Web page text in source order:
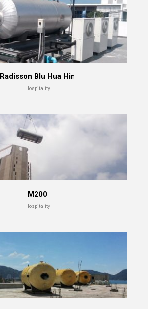
Radisson Blu Hua Hin
Hospitality
M200
Hospitality